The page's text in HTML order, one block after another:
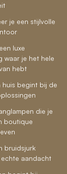
je een stijlvolle
luxe
waar je het hele
hebt
huis begint bij de
die je
boutique
bruidsjurk
aandacht